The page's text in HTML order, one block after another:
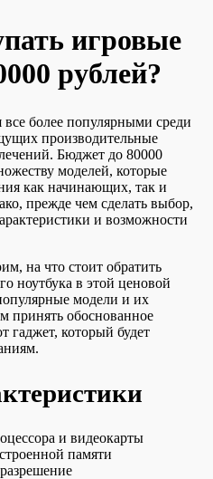
игровые
рублей?
все более популярными среди
производительные
Бюджет до 80000
моделей, которые
как начинающих, так и
прежде чем сделать выбор,
и возможности
на что стоит обратить
ноутбука в этой ценовой
модели и их
принять обоснованное
гаджет, который будет
и видеокарты
памяти